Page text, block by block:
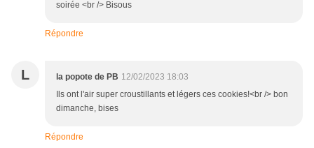
soirée <br /> Bisous
Répondre
L la popote de PB 12/02/2023 18:03
Ils ont l'air super croustillants et légers ces cookies!<br /> bon
dimanche, bises
Répondre